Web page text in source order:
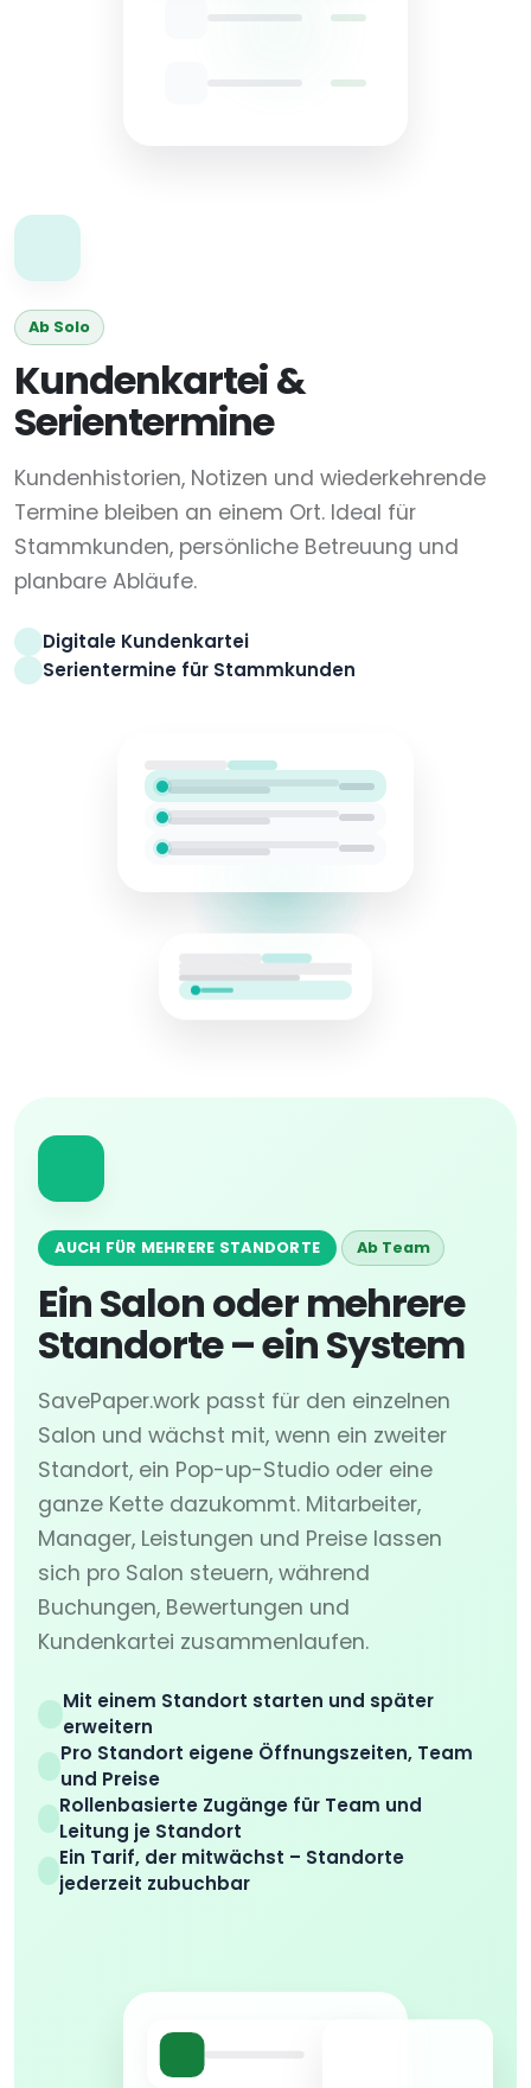
Ab Solo
Kundenkartei &
Serientermine
Kundenhistorien, Notizen und wiederkehrende
Termine bleiben an einem Ort. Ideal für
Stammkunden, persönliche Betreuung und
planbare Abläufe.
Digitale Kundenkartei
Serientermine für Stammkunden
AUCH FÜR MEHRERE STANDORTE Ab Team
Ein Salon oder mehrere
Standorte – ein System
SavePaper.work passt für den einzelnen
Salon und wächst mit, wenn ein zweiter
Standort, ein Pop-up-Studio oder eine
ganze Kette dazukommt. Mitarbeiter,
Manager, Leistungen und Preise lassen
sich pro Salon steuern, während
Buchungen, Bewertungen und
Kundenkartei zusammenlaufen.
Mit einem Standort starten und später
erweitern
Pro Standort eigene Öffnungszeiten, Team
und Preise
Rollenbasierte Zugänge für Team und
Leitung je Standort
Ein Tarif, der mitwächst – Standorte
jederzeit zubuchbar